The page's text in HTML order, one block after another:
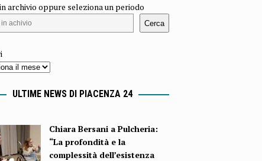
archivio oppure seleziona un periodo
Cerca
ULTIME NEWS DI PIACENZA 24
Chiara Bersani a Pulcheria:
“La profondità e la
complessità dell’esistenza